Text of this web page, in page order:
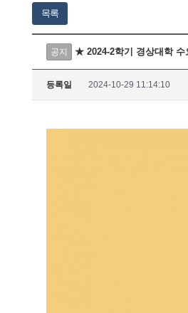
목록
공지 ★ 2024-2학기 경상대학
등록일 2024-10-29 11:14:10